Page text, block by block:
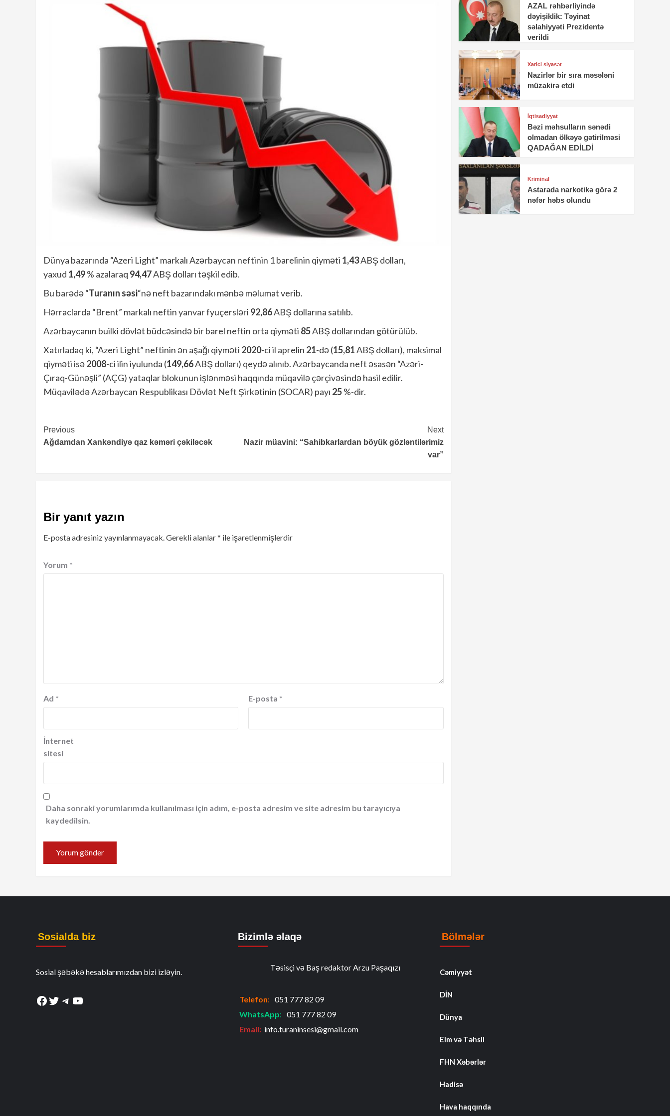
Dünya bazarında “Azeri Light” markalı Azərbaycan neftinin 1 barelinin qiyməti 1,43ABŞ dolları,
yaxud 1,49% azalaraq 94,47ABŞ dolları təşkil edib.
Bu barədə “Turanın səsi“nə neft bazarındakı mənbə məlumat verib.
Hərraclarda “Brent” markalı neftin yanvar fyuçersləri 92,86ABŞ dollarına satılıb.
Azərbaycanın builki dövlət büdcəsində bir barel neftin orta qiyməti 85ABŞ dollarından götürülüb.
Xatırladaq ki, “Azeri Light” neftinin ən aşağı qiyməti 2020-ci il aprelin 21-də (15,81ABŞ dolları), maksimal
qiyməti isə2008-ci ilin iyulunda (149,66ABŞ dolları) qeydə alınıb. Azərbaycanda neft əsasən “Azəri-
Çıraq-Günəşli” (AÇG) yataqlar blokunun işlənməsi haqqında müqavilə çərçivəsində hasil edilir.
Müqavilədə Azərbaycan Respublikası Dövlət Neft Şirkətinin (SOCAR) payı 25%-dir.
Continue
Reading
Previous
Ağdamdan Xankəndiyə qaz kəməri çəkiləcək
Next
Nazir müavini: “Sahibkarlardan böyük gözləntilərimiz
var”
Bir yanıt yazın
E-posta adresiniz yayınlanmayacak.Gerekli alanlar* ile işaretlenmişlerdir
Yorum *
Ad * E-posta *
İnternet
sitesi
Daha sonraki yorumlarımda kullanılması için adım, e-posta adresim ve site adresim bu tarayıcıya
kaydedilsin.
AZAL rəhbərliyində
dəyişiklik: Təyinat
səlahiyyəti Prezidentə
verildi
Xarici siyasət
Nazirlər bir sıra məsələni
müzakirə etdi
İqtisadiyyat
Bəzi məhsulların sənədi
olmadan ölkəyə gətirilməsi
QADAĞAN EDİLDİ
Kriminal
Astarada narkotikə görə 2
nəfər həbs olundu
Sosialda biz
Sosial şəbəkə hesablarımızdan bizi izləyin.
Facebook
Twitter
Telegram
YouTube
Bizimlə əlaqə
Təsisçi və Baş redaktor Arzu Paşaqızı
Telefon: 051 777 82 09
WhatsApp: 051 777 82 09
Email: info.turaninsesi@gmail.com
Bölmələr
Cəmiyyət
DİN
Dünya
Elm və Təhsil
FHN Xəbərlər
Hadisə
Hava haqqında